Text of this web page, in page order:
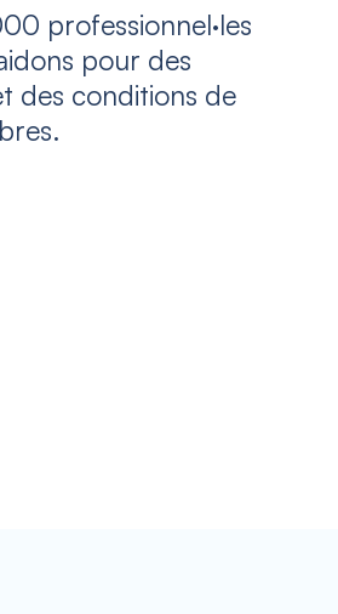
professionnel·les
pour des
des conditions de